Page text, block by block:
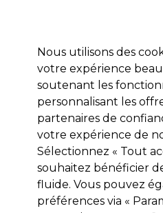
Marques Bons plans Coiffure
Coiffure Offres
Offres
Nous utilisons des
votre expérience
soutenant les
personnalisant les
partenaires de
votre expérience de
Sélectionnez « Tout
souhaitez bénéficier
fluide. Vous pouvez
préférences via «